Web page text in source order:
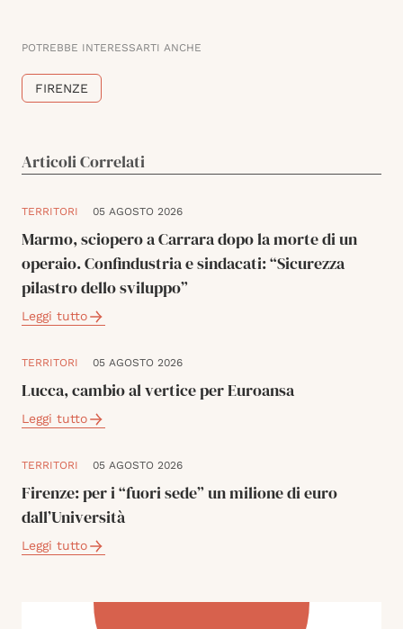
POTREBBE INTERESSARTI ANCHE
FIRENZE
Articoli Correlati
TERRITORI 05 AGOSTO 2026
Marmo, sciopero a Carrara dopo la morte di un
operaio. Confindustria e sindacati: “Sicurezza
pilastro dello sviluppo”
Leggi tutto
TERRITORI 05 AGOSTO 2026
Lucca, cambio al vertice per Euroansa
Leggi tutto
TERRITORI 05 AGOSTO 2026
Firenze: per i “fuori sede” un milione di euro
dall’Università
Leggi tutto